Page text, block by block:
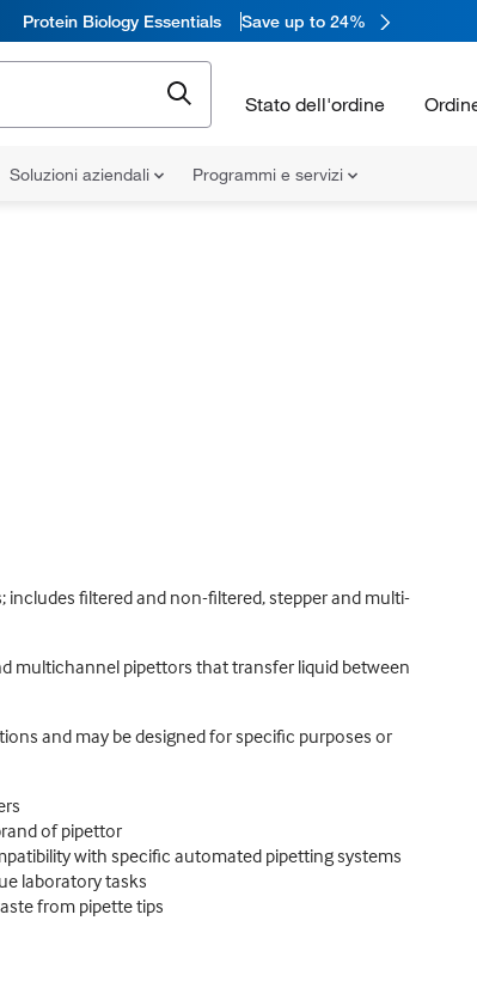
Protein Biology Essentials Save up to 24%
Stato dell'ordine
Soluzioni aziendali Programmi e servizi
filtered and non-filtered, stepper and multi-
multichannel pipettors that transfer liquid between
and may be designed for specific purposes or
of pipettor
with specific automated pipetting systems
laboratory tasks
from pipette tips